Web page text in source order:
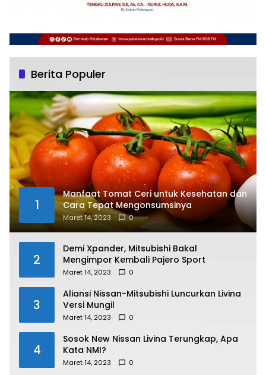
Berita Populer
1
Manfaat Tomat Ceri untuk Kesehatan dan
Cara Tepat Mengonsumsinya
Maret 14, 2023 0
2
Demi Xpander, Mitsubishi Bakal
Mengimpor Kembali Pajero Sport
Maret 14, 2023 0
3
Aliansi Nissan-Mitsubishi Luncurkan Livina
Versi Mungil
Maret 14, 2023 0
4
Sosok New Nissan Livina Terungkap, Apa
Kata NMI?
Maret 14, 2023 0